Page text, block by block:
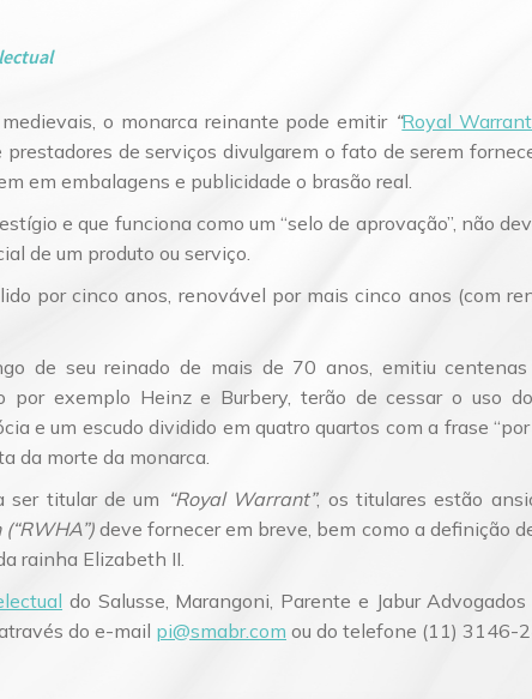
Trabalhista e Sindical
Tributário
o monarca reinante pode emitir “Royal
de serviços divulgarem o fato de serem
em embalagens e publicidade o brasão real.
e que funciona como um “selo de aprovação”, não
de um produto ou serviço.
por cinco anos, renovável por mais cinco anos (com
de seu reinado de mais de 70 anos, emitiu
por exemplo Heinz e Burbery, terão de cessar o uso
e um escudo dividido em quatro quartos com a frase
da morte da monarca.
ser titular de um “Royal Warrant”, os titulares estão
deve fornecer em breve, bem como a definição
rainha Elizabeth II.
do Salusse, Marangoni, Parente e Jabur
do e-mail pi@smabr.com ou do telefone (11) 3146-